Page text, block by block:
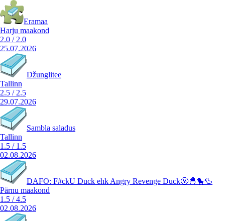
Eramaa
Harju maakond
2.0 / 2.0
25.07.2026
Džunglitee
Tallinn
2.5 / 2.5
29.07.2026
Sambla saladus
Tallinn
1.5 / 1.5
02.08.2026
DAFO: F#ckU Duck ehk Angry Revenge Duck🤬🐣🐤🦆
Pärnu maakond
1.5 /4.5
02.08.2026